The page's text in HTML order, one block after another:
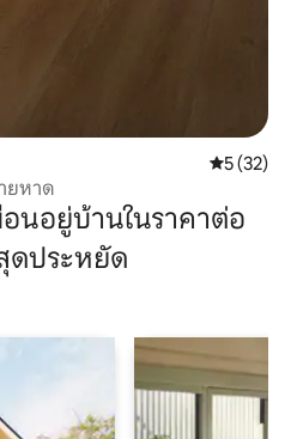
คะแนนเฉลี่
5 (32)
ยหาด
นอยู่บ้านในราคาต่อ
ดประหยัด